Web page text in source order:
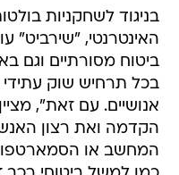
בניגוד לשחקניות
האינטרנטי, "שירביט"
ביטוח מסורתיים וגם
בכל תרחיש שוק עתידי
אנושיים. עם זאת",
הקדמה ואת רצון
המחשב או